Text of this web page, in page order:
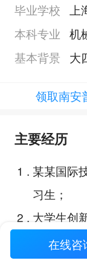
毕业学校
本科专业 机
基本背景
大
领取南安
主要经历
1 . 某某国际
习生；
2 . 大学生创
某的定制
在线咨